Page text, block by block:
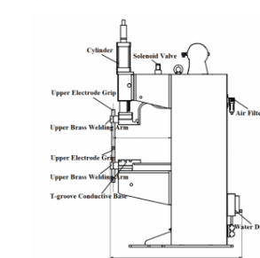
모든 케이스